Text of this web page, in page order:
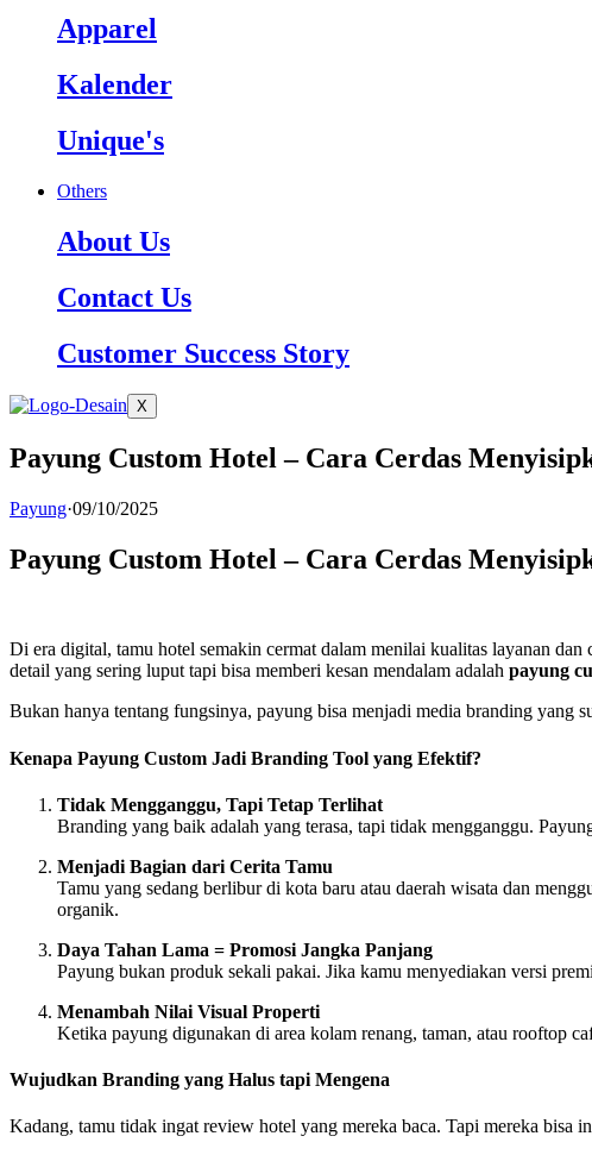
Apparel
Kalender
Unique's
Others
About Us
Contact Us
Customer Success Story
X
Payung Custom Hotel – Cara Cerdas
Payung·09/10/2025
Payung Custom Hotel – Cara Cerdas
Di era digital, tamu hotel semakin cermat dalam menilai kualitas layanan
detail yang sering luput tapi bisa memberi kesan mendalam adalah payung
Bukan hanya tentang fungsinya, payung bisa menjadi media branding yang
Kenapa Payung Custom Jadi Branding Tool yang Efektif?
Tidak Mengganggu, Tapi Tetap Terlihat
Branding yang baik adalah yang terasa, tapi tidak mengganggu.
Menjadi Bagian dari Cerita Tamu
Tamu yang sedang berlibur di kota baru atau daerah wisata dan
organik.
Daya Tahan Lama = Promosi Jangka Panjang
Payung bukan produk sekali pakai. Jika kamu menyediakan versi
Menambah Nilai Visual Properti
Ketika payung digunakan di area kolam renang, taman, atau rooftop
Wujudkan Branding yang Halus tapi Mengena
Kadang, tamu tidak ingat review hotel yang mereka baca. Tapi mereka bisa